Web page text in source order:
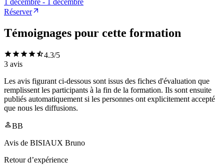
1 décembre - 1 décembre
Réserver
Témoignages pour cette formation
4.3/5
3 avis
Les avis figurant ci-dessous sont issus des fiches d'évaluation que
remplissent les participants à la fin de la formation. Ils sont ensuite
publiés automatiquement si les personnes ont explicitement accepté
que nous les diffusions.
BB
Avis de BISIAUX Bruno
Retour d’expérience